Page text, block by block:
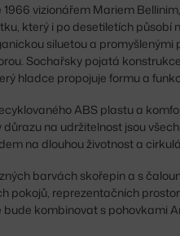
vizionářem Mariem
který i po desetiletích působí
siluetou a promyšlenými
Sochařsky pojatá
hladce propojuje formu a
ABS plastu a
na udržitelnost jsou
na dlouhou životnost a
barvách skořepin a s
pokojů, reprezentačních
bude kombinovat s pohovkami